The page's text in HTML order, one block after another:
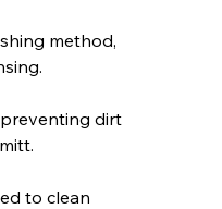
method,
dirt
to clean